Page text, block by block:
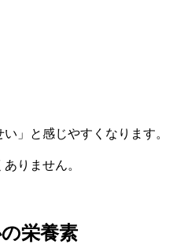
」と感じやすくなります。
りません。
栄養素